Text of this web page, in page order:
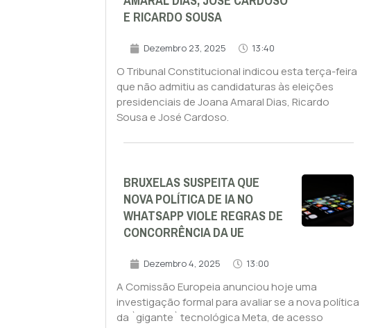
E RICARDO SOUSA
Dezembro 23, 2025 13:40
O Tribunal Constitucional indicou esta terça-feira
que não admitiu as candidaturas às eleições
presidenciais de Joana Amaral Dias, Ricardo
Sousa e José Cardoso.
BRUXELAS SUSPEITA QUE
NOVA POLÍTICA DE IA NO
WHATSAPP VIOLE REGRAS DE
CONCORRÊNCIA DA UE
Dezembro 4, 2025 13:00
A Comissão Europeia anunciou hoje uma
investigação formal para avaliar se a nova política
da `gigante` tecnológica Meta, de acesso